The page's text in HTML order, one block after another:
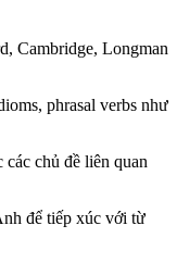
Cambridge, Longman
phrasal verbs như
chủ đề liên quan
để tiếp xúc với từ